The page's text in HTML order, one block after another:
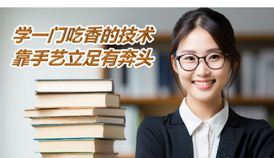
2026年8月7号_广东_江同学（133****4689）报名: 【手机维修培训班】